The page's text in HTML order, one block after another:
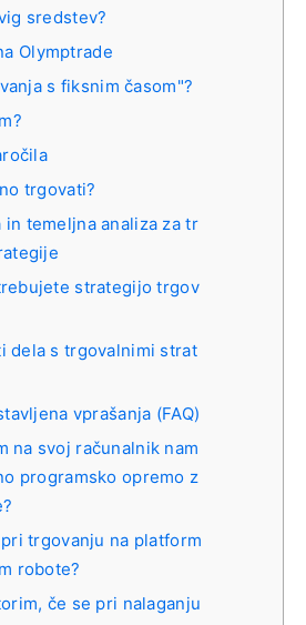
sredstev?
Olymptrade
s fiksnim časom"?
trgovati?
in temeljna analiza za tr
strategijo trgov
dela s trgovalnimi strat
vprašanja (FAQ)
na svoj računalnik nam
programsko opremo z
trgovanju na platform
robote?
če se pri nalaganju